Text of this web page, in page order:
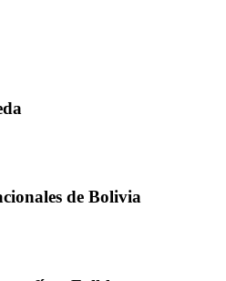
de Bolivia